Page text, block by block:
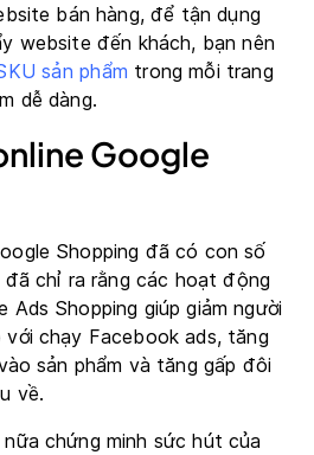
bán hàng, để tận dụng
website đến khách, bạn nên
sản phẩm trong mỗi trang
dễ dàng.
Google
Shopping đã có con số
chỉ ra rằng các hoạt động
Ads Shopping giúp giảm người
với chạy Facebook ads, tăng
sản phẩm và tăng gấp đôi
về.
chứng minh sức hút của